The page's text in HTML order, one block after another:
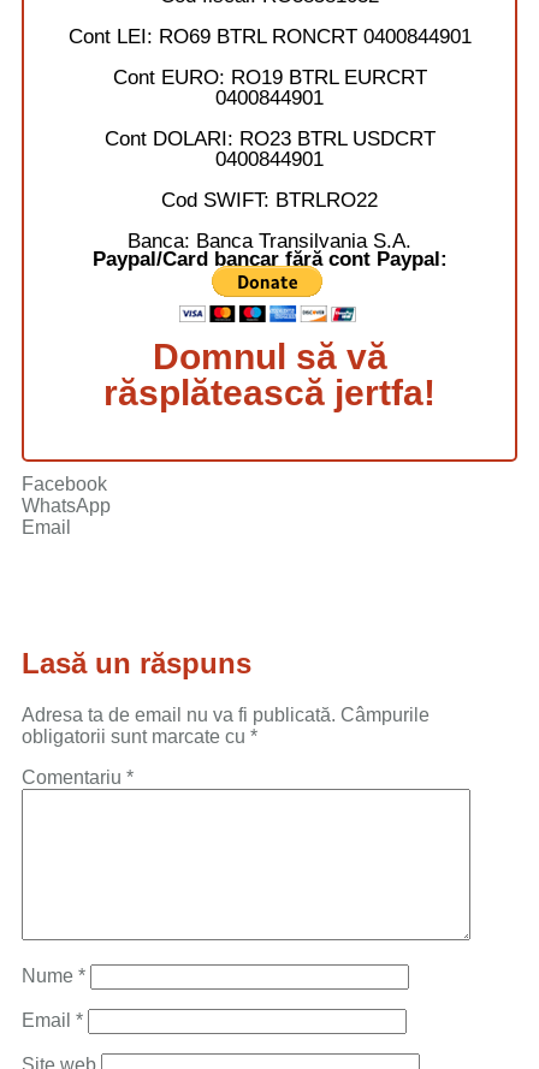
Cont LEI: RO69 BTRL RONCRT 0400844901
Cont EURO: RO19 BTRL EURCRT
0400844901
Cont DOLARI: RO23 BTRL USDCRT
0400844901
Cod SWIFT: BTRLRO22
Banca: Banca Transilvania S.A.
Paypal/Card bancar fără cont Paypal:
Domnul să vă
răsplătească jertfa!
Facebook
WhatsApp
Email
Lasă un răspuns
Adresa ta de email nu va fi publicată. Câmpurile
obligatorii sunt marcate cu *
Comentariu *
Nume *
Email *
Site web